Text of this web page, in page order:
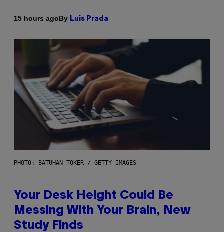
15 hours agoBy Luis Prada
PHOTO: BATUHAN TOKER / GETTY IMAGES
Your Desk Height Could Be
Messing With Your Brain, New
Study Finds